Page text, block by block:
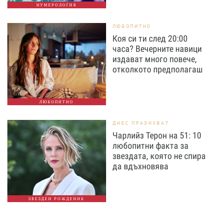
НУМЕРОЛОГИЯ
ЛЮБОПИТНО
ЛЮБОПИТНО
Коя си ти след 20:00
часа? Вечерните навици
издават много повече,
отколкото предполагаш
ЗВЕЗДЕН РОЖДЕНИК
ДНЕС ПРАЗНУВАТ
Чарлийз Терон на 51: 10
любопитни факта за
звездата, която не спира
да вдъхновява